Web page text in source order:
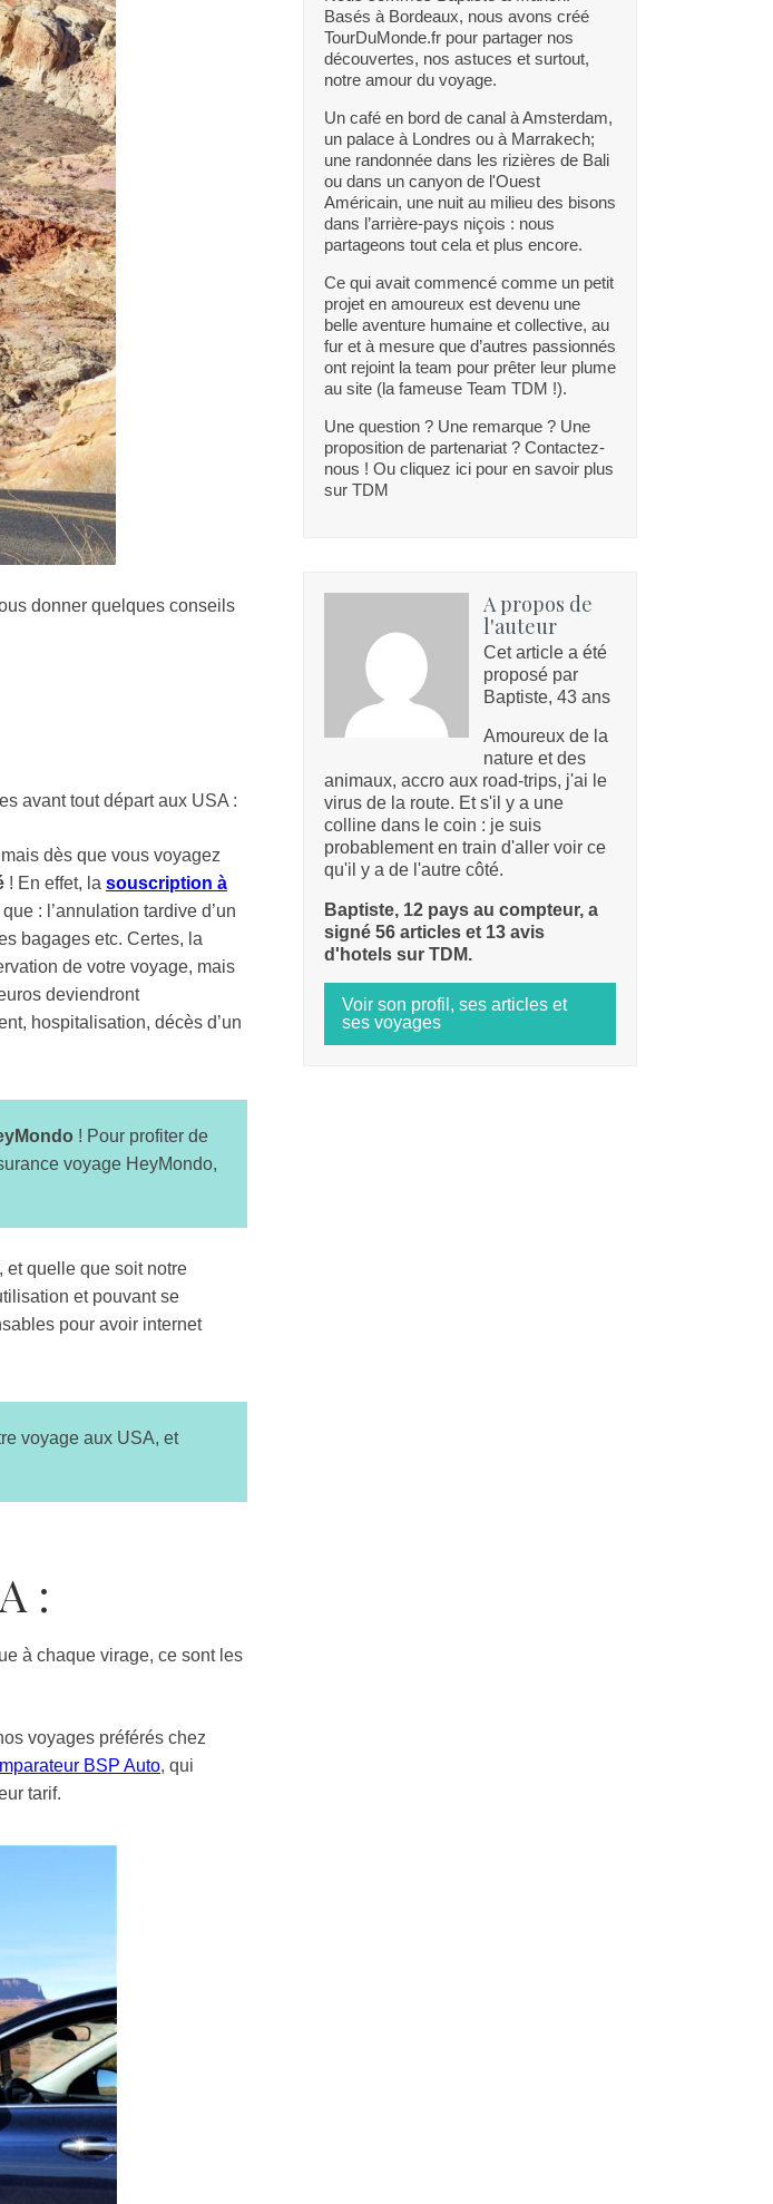
donner quelques conseils
avant tout départ aux USA :
dès que vous voyagez
! En effet, la souscription à
: l’annulation tardive d’un
bagages etc. Certes, la
de votre voyage, mais
deviendront
hospitalisation, décès d’un
! Pour profiter de
voyage HeyMondo,
et quelle que soit notre
et pouvant se
pour avoir internet
voyage aux USA, et
:
à chaque virage, ce sont les
voyages préférés chez
BSP Auto, qui
tarif.
Basés à Bordeaux, nous avons créé
TourDuMonde.fr pour partager nos
découvertes, nos astuces et surtout,
notre amour du voyage.
Un café en bord de canal à Amsterdam,
un palace à Londres ou à Marrakech;
une randonnée dans les rizières de Bali
ou dans un canyon de l'Ouest
Américain, une nuit au milieu des bisons
dans l’arrière-pays niçois : nous
partageons tout cela et plus encore.
Ce qui avait commencé comme un petit
projet en amoureux est devenu une
belle aventure humaine et collective, au
fur et à mesure que d’autres passionnés
ont rejoint la team pour prêter leur plume
au site (la fameuse Team TDM !).
Une question ? Une remarque ? Une
proposition de partenariat ? Contactez-
nous ! Ou cliquez ici pour en savoir plus
sur TDM
A propos de
l'auteur
Cet article a été
proposé par
Baptiste, 43 ans
Amoureux de la
nature et des
animaux, accro aux road-trips, j'ai le
virus de la route. Et s'il y a une
colline dans le coin : je suis
probablement en train d'aller voir ce
qu'il y a de l'autre côté.
Baptiste, 12 pays au compteur, a
signé 56 articles et 13 avis
d'hotels sur TDM.
Voir son profil, ses articles et
ses voyages